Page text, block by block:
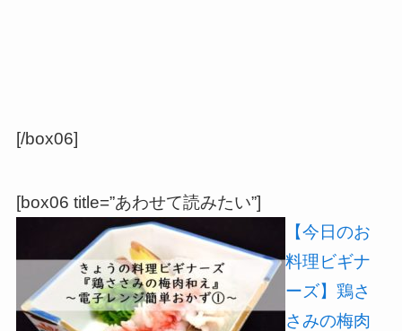
[/box06]
[box06 title=”あわせて読みたい”]
【今日のお
料理ビギナ
ーズ】鶏さ
さみの梅肉